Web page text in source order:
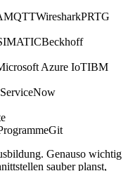
MQTTWiresharkPRTG
Beckhoff
Azure IoTIBM
ServiceNow
Git
Genauso wichtig
sauber planst,